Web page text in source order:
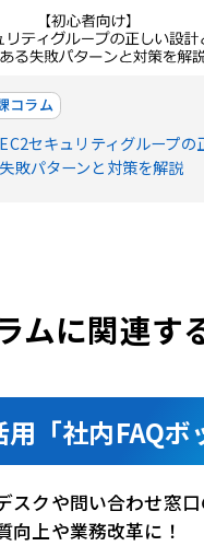
コラム
セキュリティグループの
敗パターンと対策を解説
ムに関連す
「社内FAQボ
スクや問い合わせ窓
向上や業務改革に！